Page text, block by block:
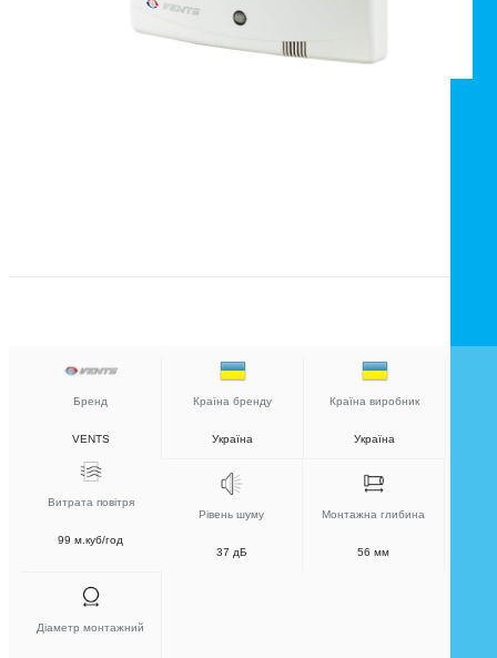
Бренд
VENTS
Країна бренду
Україна
Країна виробник
Україна
Витрата повітря
99 м.куб/год
Рівень шуму
37 дБ
Монтажна глибина
56 мм
Діаметр монтажний